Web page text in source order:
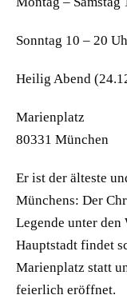
Sonntag 10 – 20
Heilig Abend
Marienplatz
80331 München
Er ist der älteste
Münchens: Der
Legende unter den
Hauptstadt findet
Marienplatz statt
feierlich eröffnet.